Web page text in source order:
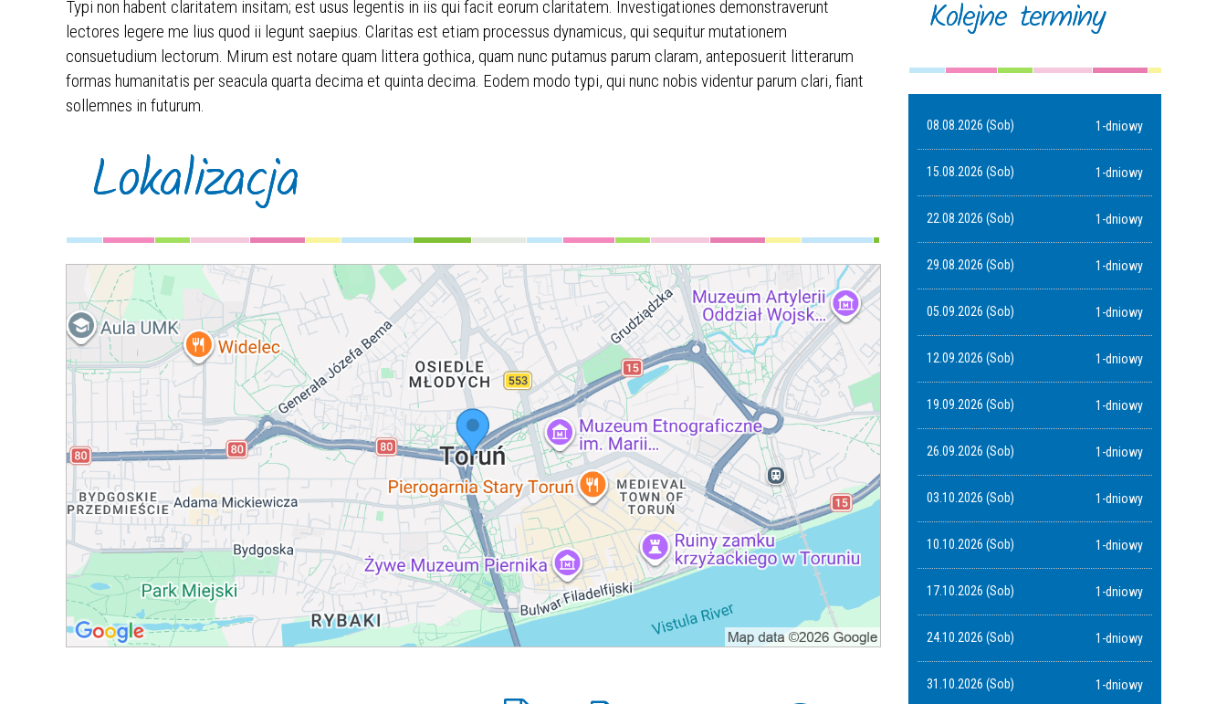
Typi non habent claritatem insitam; est usus legentis in iis qui facit eorum claritatem. Investigationes demonstraverunt
lectores legere me lius quod ii legunt saepius. Claritas est etiam processus dynamicus, qui sequitur mutationem
consuetudium lectorum. Mirum est notare quam littera gothica, quam nunc putamus parum claram, anteposuerit litterarum
formas humanitatis per seacula quarta decima et quinta decima. Eodem modo typi, qui nunc nobis videntur parum clari, fiant
sollemnes in futurum.
Lokalizacja
Kolejne terminy
08.08.2026 (Sob) 1-dniowy
15.08.2026 (Sob) 1-dniowy
22.08.2026 (Sob) 1-dniowy
29.08.2026 (Sob) 1-dniowy
05.09.2026 (Sob) 1-dniowy
12.09.2026 (Sob) 1-dniowy
19.09.2026 (Sob) 1-dniowy
26.09.2026 (Sob) 1-dniowy
03.10.2026 (Sob) 1-dniowy
10.10.2026 (Sob) 1-dniowy
17.10.2026 (Sob) 1-dniowy
24.10.2026 (Sob) 1-dniowy
31.10.2026 (Sob) 1-dniowy